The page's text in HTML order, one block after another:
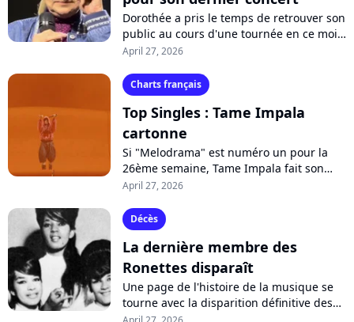
Dorothée a pris le temps de retrouver son
public au cours d'une tournée en ce mois
d'avril. Émue, la chanteuse n'a pu retenir
April 27, 2026
Charts français
Top Singles : Tame Impala
cartonne
Si "Melodrama" est numéro un pour la
26ème semaine, Tame Impala fait son
entrée dans le top 10 pour la première
April 27, 2026
Décès
La dernière membre des
Ronettes disparaît
Une page de l'histoire de la musique se
tourne avec la disparition définitive des
Ronettes. Seule membre encore en vie du